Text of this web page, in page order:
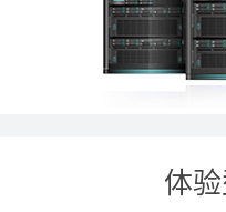
代理型
数据库产品
体